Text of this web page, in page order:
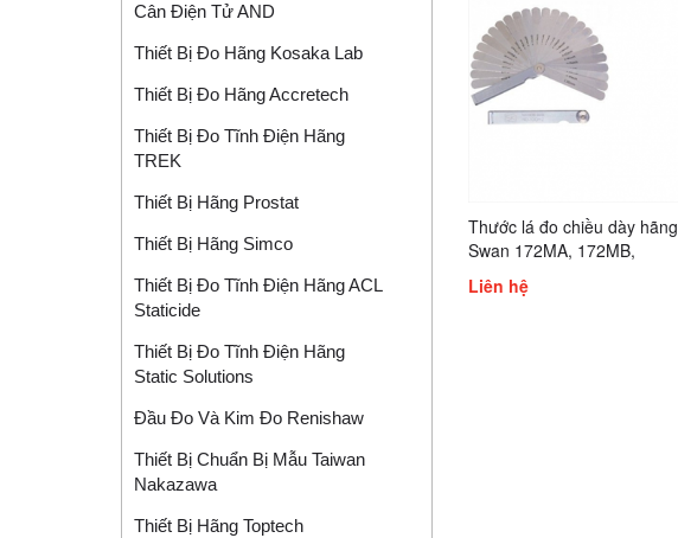
Thước lá đo chiều dày hãng
Swan 172MA, 172MB,
172MC, 173MD, 172ME,
100MR, 150MR, 100MH,
Liên hệ
Cân Điện Tử AND
Thiết Bị Đo Hãng Kosaka Lab
Thiết Bị Đo Hãng Accretech
Thiết Bị Đo Tĩnh Điện Hãng
TREK
Thiết Bị Hãng Prostat
Thiết Bị Hãng Simco
Thiết Bị Đo Tĩnh Điện Hãng ACL
Staticide
Thiết Bị Đo Tĩnh Điện Hãng
Static Solutions
Đầu Đo Và Kim Đo Renishaw
Thiết Bị Chuẩn Bị Mẫu Taiwan
Nakazawa
Thiết Bị Hãng Toptech